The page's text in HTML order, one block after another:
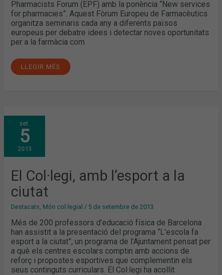
Pharmacists Forum (EPF) amb la ponència “New services
for pharmacies”. Aquest Fòrum Europeu de Farmacèutics
organitza seminaris cada any a diferents països
europeus per debatre idees i detectar noves oportunitats
per a la farmàcia com
LLEGIR MÉS
set.
5
2013
El Col·legi, amb l’esport a la
ciutat
Destacats, Món col·legial / 5 de setembre de 2013
Més de 200 professors d’educació física de Barcelona
han assistit a la presentació del programa “L’escola fa
esport a la ciutat”, un programa de l’Ajuntament pensat per
a què els centres escolars comptin amb accions de
reforç i propostes esportives que complementin els
seus continguts curriculars. El Col·legi ha acollit
EL
COL·LEGI,
AMB
L’ESPORT
A
LA
CIUTAT